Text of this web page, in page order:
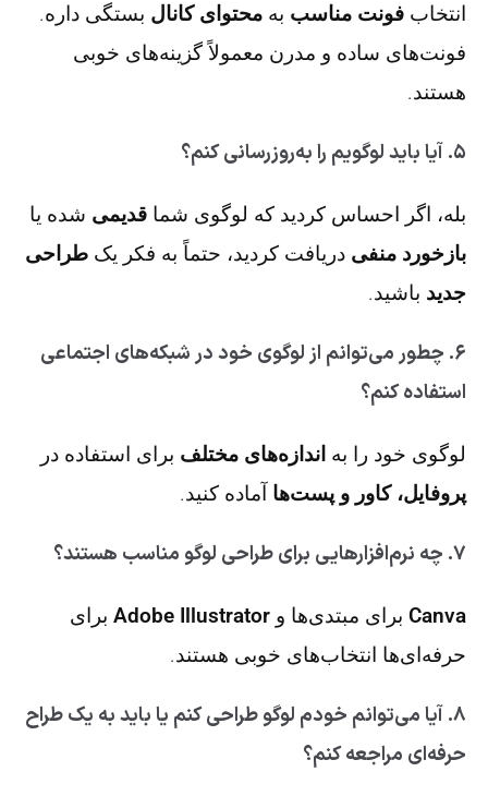
انتخاب فونت مناسب به محتوای کانال بستگی داره.
فونت‌های ساده و مدرن معمولاً گزینه‌های خوبی
هستند.
۵. آیا باید لوگویم را به‌روزرسانی کنم؟
بله، اگر احساس کردید که لوگوی شما قدیمی شده یا
بازخورد منفی دریافت کردید، حتماً به فکر یک طراحی
جدید باشید.
۶. چطور می‌توانم از لوگوی خود در شبکه‌های اجتماعی
استفاده کنم؟
لوگوی خود را به اندازه‌های مختلف برای استفاده در
پروفایل، کاور و پست‌ها آماده کنید.
۷. چه نرم‌افزارهایی برای طراحی لوگو مناسب هستند؟
Canva برای مبتدی‌ها و Adobe Illustrator برای
حرفه‌ای‌ها انتخاب‌های خوبی هستند.
۸. آیا می‌توانم خودم لوگو طراحی کنم یا باید به یک طراح
حرفه‌ای مراجعه کنم؟